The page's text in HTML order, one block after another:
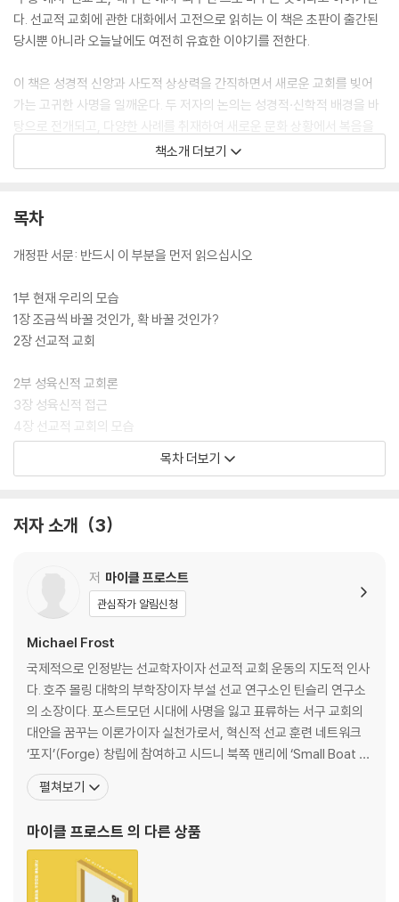
다. 선교적 교회에 관한 대화에서 고전으로 읽히는 이 책은 초판이 출간된
당시뿐 아니라 오늘날에도 여전히 유효한 이야기를 전한다.
이 책은 성경적 신앙과 사도적 상상력을 간직하면서 새로운 교회를 빚어
가는 고귀한 사명을 일깨운다. 두 저자의 논의는 성경적·신학적 배경을 바
탕으로 전개되고, 다양한 사례를 취재하여 새로운 문화 상황에서 복음을
살아 내는 교회의 실제적이고 구체적인 모델을 보여 준다. 또한 적절한 도
표와 그림을 통해 선교적 교회 운동의 전략을 효과적으로 전달한다. 그들
이에게 더욱 본질적인 진실을 직면하도록 이끌어 간다.
책소개 더보기
목차
개정판 서문: 반드시 이 부분을 먼저 읽으십시오
1부 현재 우리의 모습
1장 조금씩 바꿀 것인가, 확 바꿀 것인가?
2장 선교적 교회
2부 성육신적 교회론
3장 성육신적 접근
4장 선교적 교회의 모습
5장 상황화된 교회
7장 이스라엘의 하나님과 기독교의 갱신
9장 매체가 곧 메시지다
4부 사도적 리더십
10장 APEST의 발견
11장 상상력과 리더십의 과제
12장 혁명을 조직하기
용어
참고 도서
옮긴이 후기
목차 더보기
저자 소개 3
저 마이클 프로스트
관심작가 알림신청
Michael Frost
국제적으로 인정받는 선교학자이자 선교적 교회 운동의 지도적 인사
다. 호주 몰링 대학의 부학장이자 부설 선교 연구소인 틴슬리 연구소
의 소장이다. 포스트모던 시대에 사명을 잃고 표류하는 서구 교회의
대안을 꿈꾸는 이론가이자 실천가로서, 혁신적 선교 훈련 네트워크
‘포지’(Forge) 창립에 참여하고 시드니 북쪽 맨리에 ‘Small Boat Bi
g Sea’라는 대안적 선교 공동체를 세웠다. 그는 기성 교회의 양식을
떠나 식탁 교제, 문화 활동, 사회 참여 등을 매개로 서로를 돌보고 하
있다. 『바보 예수』 『일상,
펼쳐보기
마이클 프로스트 의 다른 상품